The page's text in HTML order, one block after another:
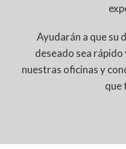
Ayudarán a que su
deseado sea
nuestras oficinas y
que